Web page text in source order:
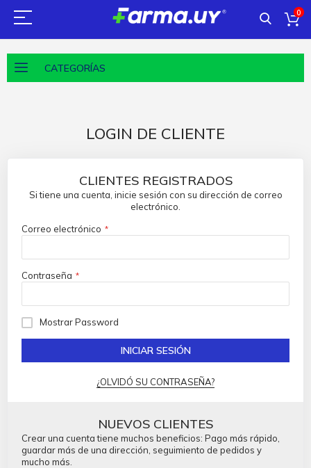
0
CATEGORÍAS
LOGIN DE CLIENTE
CLIENTES REGISTRADOS
Si tiene una cuenta, inicie sesión con su dirección de correo
electrónico.
Correo electrónico
Contraseña
Mostrar Password
INICIAR SESIÓN
¿OLVIDÓ SU CONTRASEÑA?
NUEVOS CLIENTES
Crear una cuenta tiene muchos beneficios: Pago más rápido,
guardar más de una dirección, seguimiento de pedidos y
mucho más.